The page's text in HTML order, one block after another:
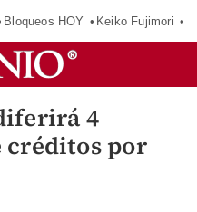
Bloqueos HOY Keiko Fujimori
4
créditos por